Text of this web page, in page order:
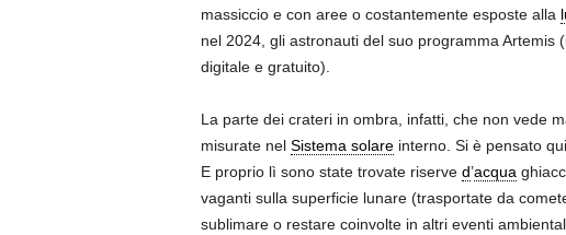
massiccio e con aree o costantemente esposte alla
nel 2024, gli astronauti del suo programma Artemis
digitale e gratuito).
La parte dei crateri in ombra, infatti, che non vede
misurate nel Sistema solareinterno. Si è pensato
E proprio lì sono state trovate riserve d’acqua
vaganti sulla superficie lunare (trasportate da
sublimare o restare coinvolte in altri eventi